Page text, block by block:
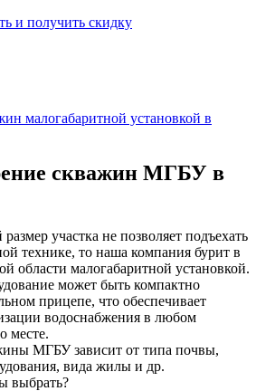
и получить скидку
малогабаритной установкой в
скважин МГБУ в
участка не позволяет подъехать
технике, то наша компания бурит в
области малогабаритной установкой.
может быть компактно
прицепе, что обеспечивает
водоснабжения в любом
месте.
МГБУ зависит от типа почвы,
вида жилы и др.
выбрать?